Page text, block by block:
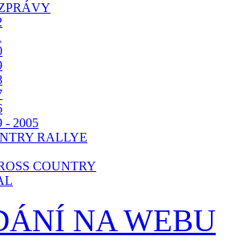
- 2005
RALLYE
COUNTRY
NA WEBU